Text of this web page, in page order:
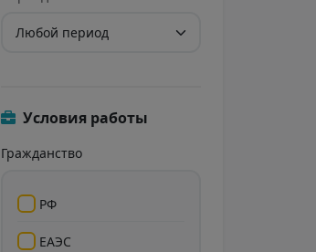
Условия работы
Гражданство
РФ
ЕАЭС